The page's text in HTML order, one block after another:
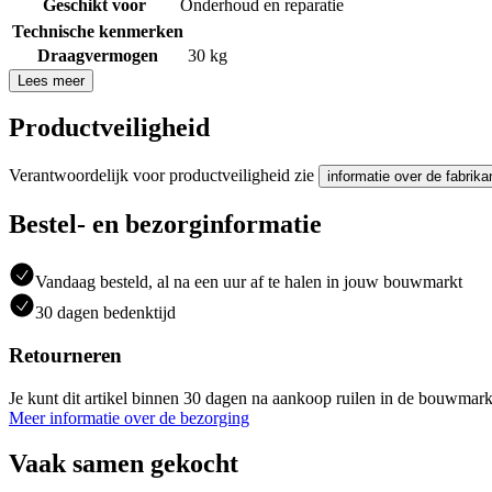
Geschikt voor
Onderhoud en reparatie
Technische kenmerken
Draagvermogen
30 kg
Lees meer
Productveiligheid
Verantwoordelijk voor productveiligheid zie informatie over de
Bestel- en bezorginformatie
Vandaag besteld, al na een uur af te halen in jouw bouwmarkt
30 dagen bedenktijd
Retourneren
Je kunt dit artikel binnen 30 dagen na aankoop ruilen in de
Meer informatie over de bezorging
Vaak samen gekocht